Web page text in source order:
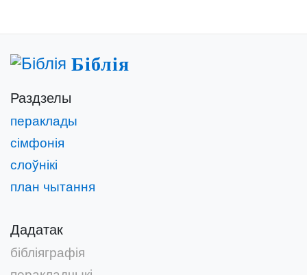
Біблія
Раздзелы
пераклады
сімфонія
слоўнікі
план чытання
Дадатак
бібліяграфія